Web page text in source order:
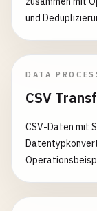
und
DATA
CSV
CSV-Daten mit